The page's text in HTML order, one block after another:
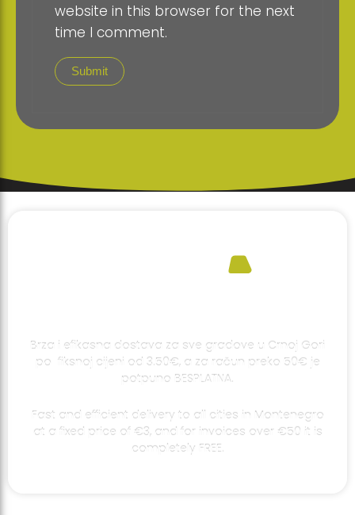
website in this browser for the next
time I comment.
Brza i efikasna dostava za sve gradove u Crnoj Gori
po fiksnoj cijeni od 3.50€, a za račun preko 50€ je
potpuno BESPLATNA.
Fast and efficient delivery to all cities in Montenegro
at a fixed price of €3, and for invoices over €50 it is
completely FREE.